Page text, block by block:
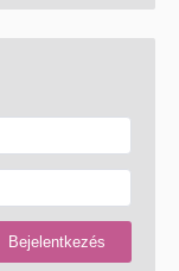
Bejelentkezés